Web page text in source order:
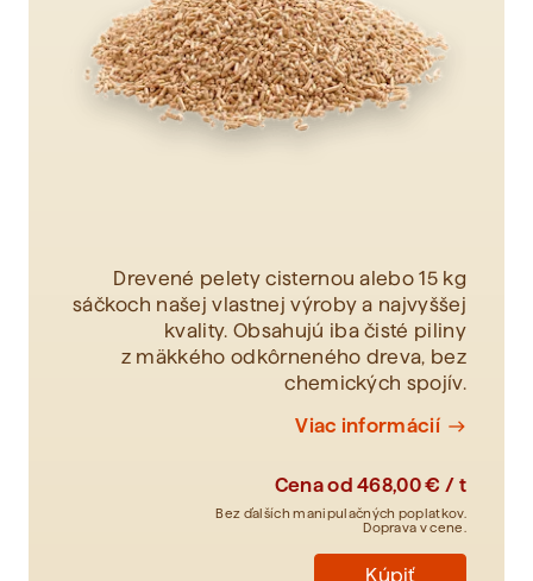
Drevené pelety cisternou alebo 15 kg
sáčkoch našej vlastnej výroby a najvyššej
kvality. Obsahujú iba čisté piliny
z mäkkého odkôrneného dreva, bez
chemických spojív.
Viac informácií east
Cena od468,00 € / t
Bez ďalších manipulačných poplatkov.
Doprava v cene.
Kúpiť